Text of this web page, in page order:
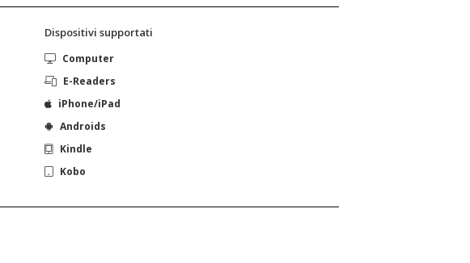
Dispositivi supportati
Computer
E-Readers
iPhone/iPad
Androids
Kindle
Kobo